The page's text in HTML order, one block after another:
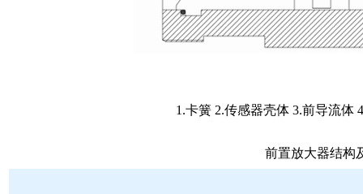
1.卡簧 2.传感器壳体 3.前导流体
前置放大器结构及组